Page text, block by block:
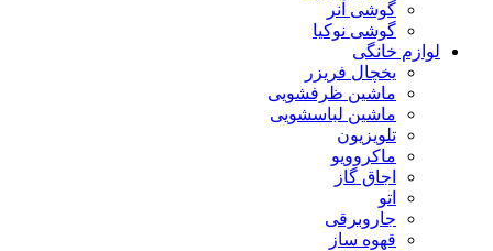
گوشی آنر
گوشی نوکیا
لوازم خانگی
یخچال فریزر
ماشین ظرفشویی
ماشین لباسشویی
تلویزیون
ماکروویو
اجاق گاز
اتو
جاروبرقی
قهوه ساز